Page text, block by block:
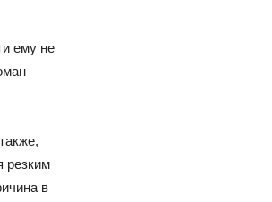
ему не
резким
в